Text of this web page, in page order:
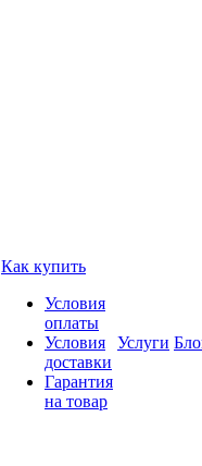
Как купить
Условия
оплаты
Условия
доставки
Гарантия
на товар
Услуги